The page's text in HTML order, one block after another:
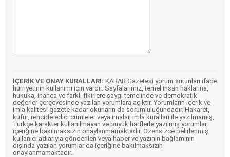
İÇERİK VE ONAY KURALLARI: KARAR Gazetesi yorum sütunları ifade
hürriyetinin kullanımı için vardır. Sayfalarımız, temel insan haklarına,
hukuka, inanca ve farklı fikirlere saygı temelinde ve demokratik
değerler çerçevesinde yazılan yorumlara açıktır. Yorumların içerik ve
imla kalitesi gazete kadar okurların da sorumluluğundadır. Hakaret,
küfür, rencide edici cümleler veya imalar, imla kuralları ile yazılmamış,
Türkçe karakter kullanılmayan ve büyük harflerle yazılmış yorumlar
içeriğine bakılmaksızın onaylanmamaktadır. Özensizce belirlenmiş
kullanıcı adlarıyla gönderilen veya haber ve yazının bağlamının
dışında yazılan yorumlar da içeriğine bakılmaksızın
onaylanmamaktadır.